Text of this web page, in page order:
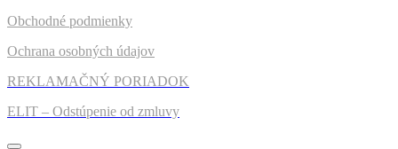
Obchodné podmienky
Ochrana osobných údajov
REKLAMAČNÝ PORIADOK
ELIT – Odstúpenie od zmluvy